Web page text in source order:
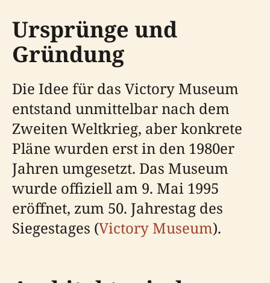
Ursprünge und
Gründung
Die Idee für das Victory Museum
entstand unmittelbar nach dem
Zweiten Weltkrieg, aber konkrete
Pläne wurden erst in den 1980er
Jahren umgesetzt. Das Museum
wurde offiziell am 9. Mai 1995
eröffnet, zum 50. Jahrestag des
Siegestages (Victory Museum).